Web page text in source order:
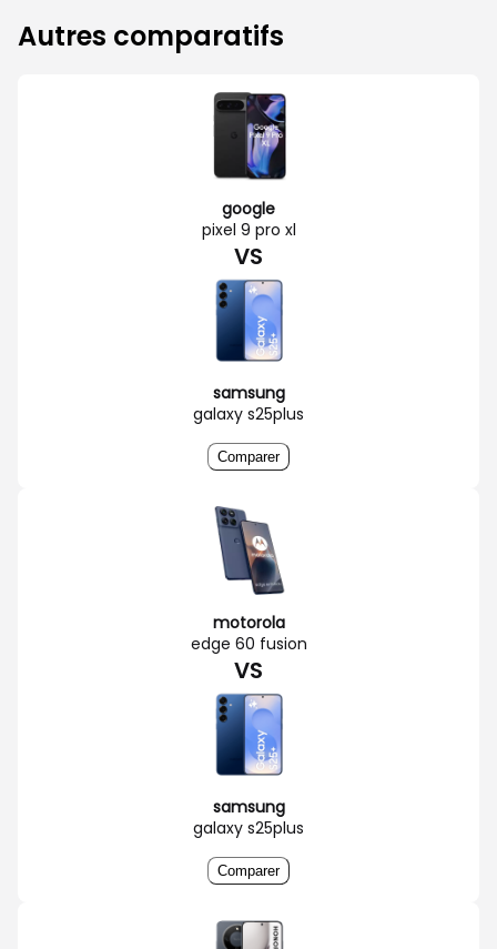
Autres comparatifs
google
pixel 9 pro xl
VS
samsung
galaxy s25plus
Comparer
motorola
edge 60 fusion
VS
samsung
galaxy s25plus
Comparer